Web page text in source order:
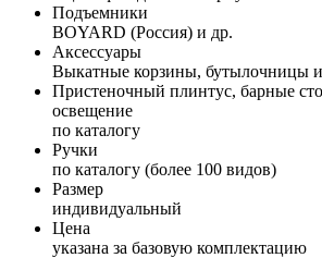
Подъемники
BOYARD (Россия) и др.
Аксессуары
Выкатные корзины, бутылочницы
Пристеночный плинтус, барные
освещение
по каталогу
Ручки
по каталогу (более 100 видов)
Размер
индивидуальный
Цена
указана за базовую комплектацию